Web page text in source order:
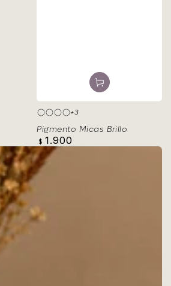
BLANCO
DORADO
NARANJA
ROSA
+3
Pigmento Micas Brillo
Precio
regular
$ 1.900